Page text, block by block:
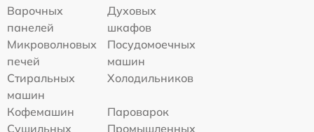
Варочных
панелей
Духовых
шкафов
Микроволновых
печей
Посудомоечных
машин
Стиральных
машин
Холодильников
Кофемашин
Пароварок
Сушильных
Промышленных